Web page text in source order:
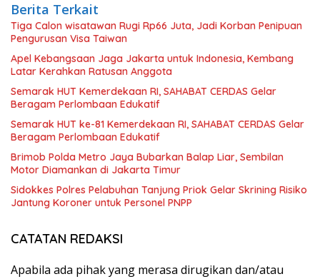
Berita Terkait
Tiga Calon wisatawan Rugi Rp66 Juta, Jadi Korban Penipuan
Pengurusan Visa Taiwan
Apel Kebangsaan Jaga Jakarta untuk Indonesia, Kembang
Latar Kerahkan Ratusan Anggota
Semarak HUT Kemerdekaan RI, SAHABAT CERDAS Gelar
Beragam Perlombaan Edukatif
Semarak HUT ke-81 Kemerdekaan RI, SAHABAT CERDAS Gelar
Beragam Perlombaan Edukatif
Brimob Polda Metro Jaya Bubarkan Balap Liar, Sembilan
Motor Diamankan di Jakarta Timur
Sidokkes Polres Pelabuhan Tanjung Priok Gelar Skrining Risiko
Jantung Koroner untuk Personel PNPP
CATATAN REDAKSI
Apabila ada pihak yang merasa dirugikan dan/atau